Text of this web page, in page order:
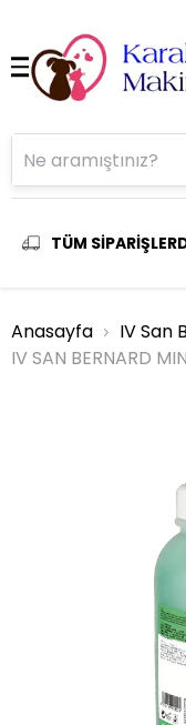
TÜM
Anasayfa IV San
IV SAN BERNARD